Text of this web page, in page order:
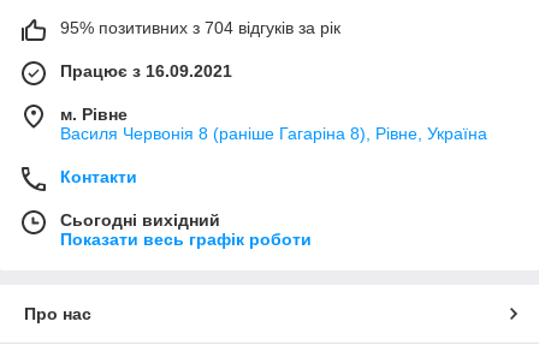
95% позитивних з 704 відгуків за рік
Працює з 16.09.2021
м. Рівне
Василя Червонія 8 (раніше Гагаріна 8), Рівне, Україна
Контакти
Сьогодні вихідний
Показати весь графік роботи
Про нас